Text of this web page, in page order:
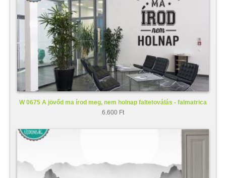
W 0675 A jövőd ma írod meg, nem holnap faltetoválás - falmatrica
6.600 Ft